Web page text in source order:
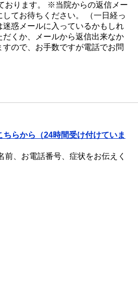
おります。 ※当院からの返信メー
てお待ちください。 （一日経っ
惑メールに入っているかもしれ
だくか、メールから返信出来なか
すので、お手数ですが電話でお問
ちらから（24時間受け付けていま
、お電話番号、症状をお伝えく